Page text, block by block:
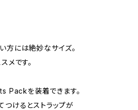
方には絶妙なサイズ。
メです。
Packを装着できます。
つけるとストラップが